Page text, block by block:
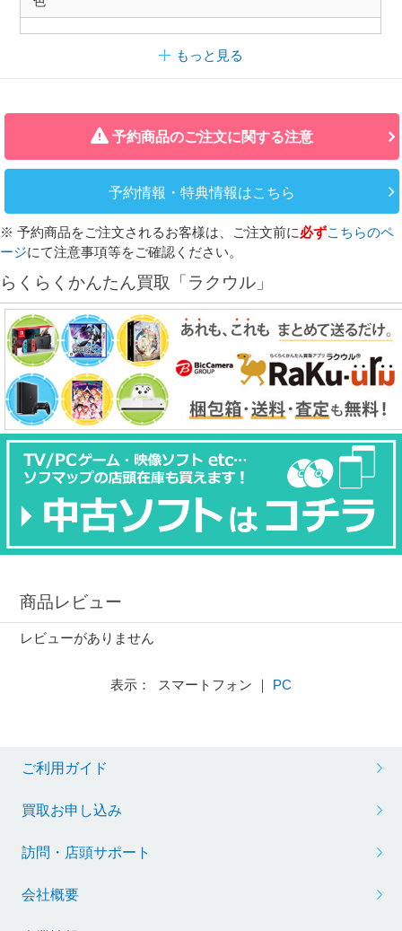
もっと見る
予約商品のご注文に関する注意
予約情報・特典情報はこちら
※ 予約商品をご注文されるお客様は、ご注文前に必ずこちらのペ
ージにて注意事項等をご確認ください。
らくらくかんたん買取「ラクウル」
商品レビュー
レビューがありません
表示： スマートフォン ｜ PC
ご利用ガイド
買取お申し込み
訪問・店頭サポート
会社概要